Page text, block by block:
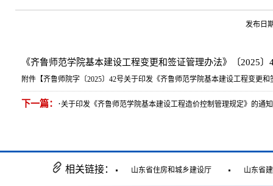
发布日
《齐鲁师范学院基本建设工程变更和签证管理办法》〔2025〕
附件【齐鲁师院字〔2025〕42号关于印发《齐鲁师范学院基本建设工程变更
下一篇： ·关于印发《齐鲁师范学院基本建设工程造价控制管理规定》的通知
相关链接： 山东省住房和城乡建设厅 山东省